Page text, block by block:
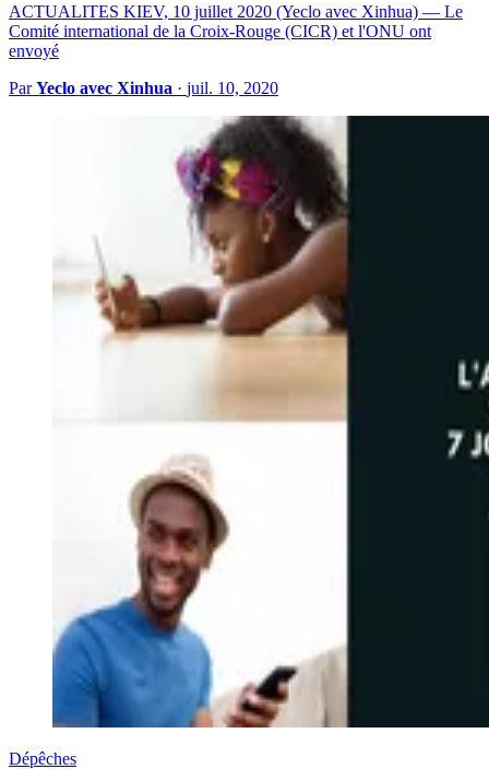
ACTUALITES KIEV, 10 juillet 2020 (Yeclo avec Xinhua) — Le
Comité international de la Croix-Rouge (CICR) et l'ONU ont
envoyé
ParYeclo avec Xinhua · juil. 10, 2020
Dépêches